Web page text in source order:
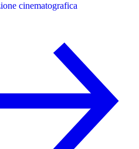
cinematografica